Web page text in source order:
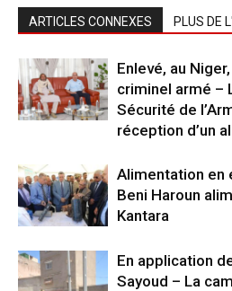
ARTICLES CONNEXES PLUS DE
Enlevé, au
criminel armé –
Sécurité de
réception d’un
Alimentation en
Beni Haroun
Kantara
En application
Sayoud – La